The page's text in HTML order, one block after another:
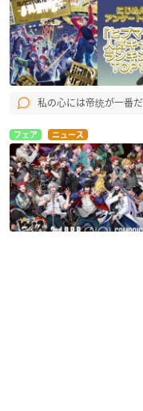
私の心には帝统が一番だ
フェア ニュース